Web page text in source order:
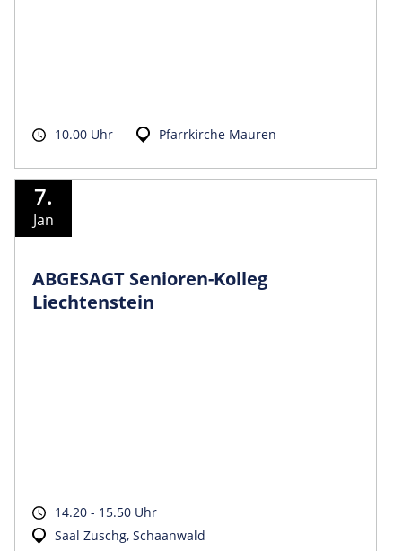
10.00 Uhr Pfarrkirche Mauren
7.
Jan
ABGESAGT Senioren-Kolleg
Liechtenstein
14.20 - 15.50 Uhr
Saal Zuschg, Schaanwald